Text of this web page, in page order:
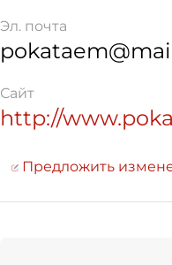
Эл. почта
Сайт
http://
Предложить